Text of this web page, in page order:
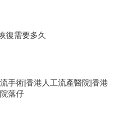
復需要多久
手術|香港人工流產醫院|香港
落仔